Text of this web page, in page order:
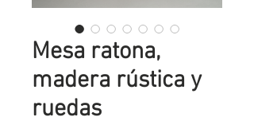
Mesa ratona,
madera rústica y
ruedas